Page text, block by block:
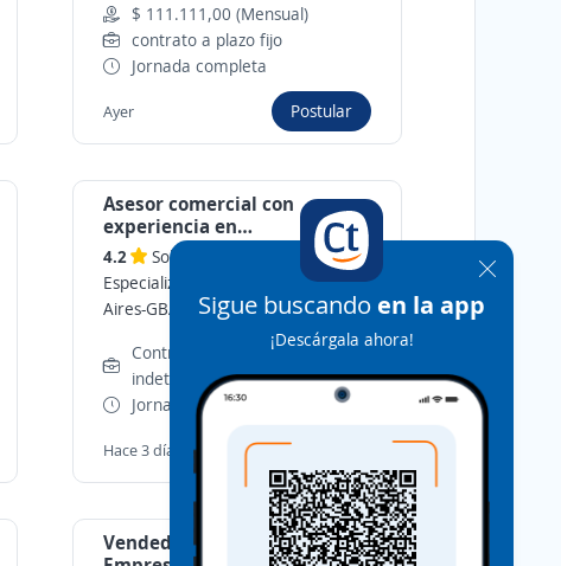
Sigue buscando en la app
¡Descárgala ahora!
$ 111.111,00 (Mensual)
contrato a plazo fijo
Jornada completa
Ayer Postular
Asesor comercial con
experiencia en
electrodomésticos / Zona
Norte
4.2
Solvens Servicios
Especializados
Olivos, Buenos
Aires-GBA
Contrato por tiempo
indeterminado
Jornada completa
Hace 3 días Postular
Vendedora Telefónica para